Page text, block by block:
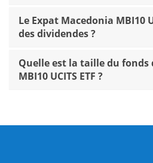
Le Expat Macedonia MBI10
des dividendes ?
Quelle est la taille du fonds
MBI10 UCITS ETF ?